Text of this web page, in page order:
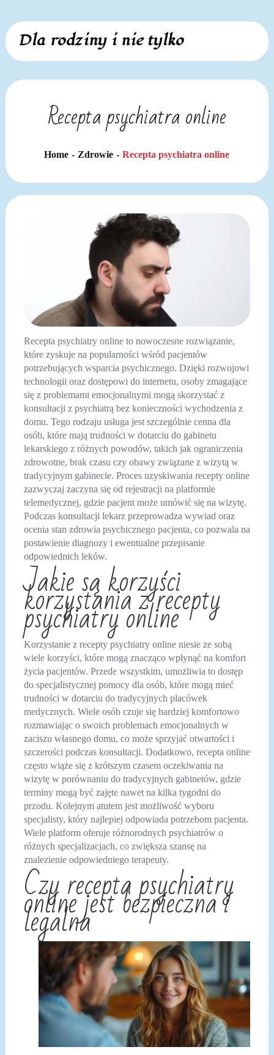
Skip
content
Dla rodziny i nie tylko
Recepta psychiatra online
Home Zdrowie Recepta psychiatra online
Recepta psychiatry online to nowoczesne rozwiązanie,
które zyskuje na popularności wśród pacjentów
potrzebujących wsparcia psychicznego. Dzięki rozwojowi
technologii oraz dostępowi do internetu, osoby zmagające
się z problemami emocjonalnymi mogą skorzystać z
konsultacji z psychiatrą bez konieczności wychodzenia z
domu. Tego rodzaju usługa jest szczególnie cenna dla
osób, które mają trudności w dotarciu do gabinetu
lekarskiego z różnych powodów, takich jak ograniczenia
zdrowotne, brak czasu czy obawy związane z wizytą w
tradycyjnym gabinecie. Proces uzyskiwania recepty online
zazwyczaj zaczyna się od rejestracji na platformie
telemedycznej, gdzie pacjent może umówić się na wizytę.
Podczas konsultacji lekarz przeprowadza wywiad oraz
ocenia stan zdrowia psychicznego pacjenta, co pozwala na
postawienie diagnozy i ewentualne przepisanie
odpowiednich leków.
Jakie są korzyści
korzystania z recepty
psychiatry online
Korzystanie z recepty psychiatry online niesie ze sobą
wiele korzyści, które mogą znacząco wpłynąć na komfort
życia pacjentów. Przede wszystkim, umożliwia to dostęp
do specjalistycznej pomocy dla osób, które mogą mieć
trudności w dotarciu do tradycyjnych placówek
medycznych. Wiele osób czuje się bardziej komfortowo
rozmawiając o swoich problemach emocjonalnych w
zaciszu własnego domu, co może sprzyjać otwartości i
szczerości podczas konsultacji. Dodatkowo, recepta online
często wiąże się z krótszym czasem oczekiwania na
wizytę w porównaniu do tradycyjnych gabinetów, gdzie
terminy mogą być zajęte nawet na kilka tygodni do
przodu. Kolejnym atutem jest możliwość wyboru
specjalisty, który najlepiej odpowiada potrzebom pacjenta.
Wiele platform oferuje różnorodnych psychiatrów o
różnych specjalizacjach, co zwiększa szansę na
znalezienie odpowiedniego terapeuty.
Czy recepta psychiatry
online jest bezpieczna i
legalna